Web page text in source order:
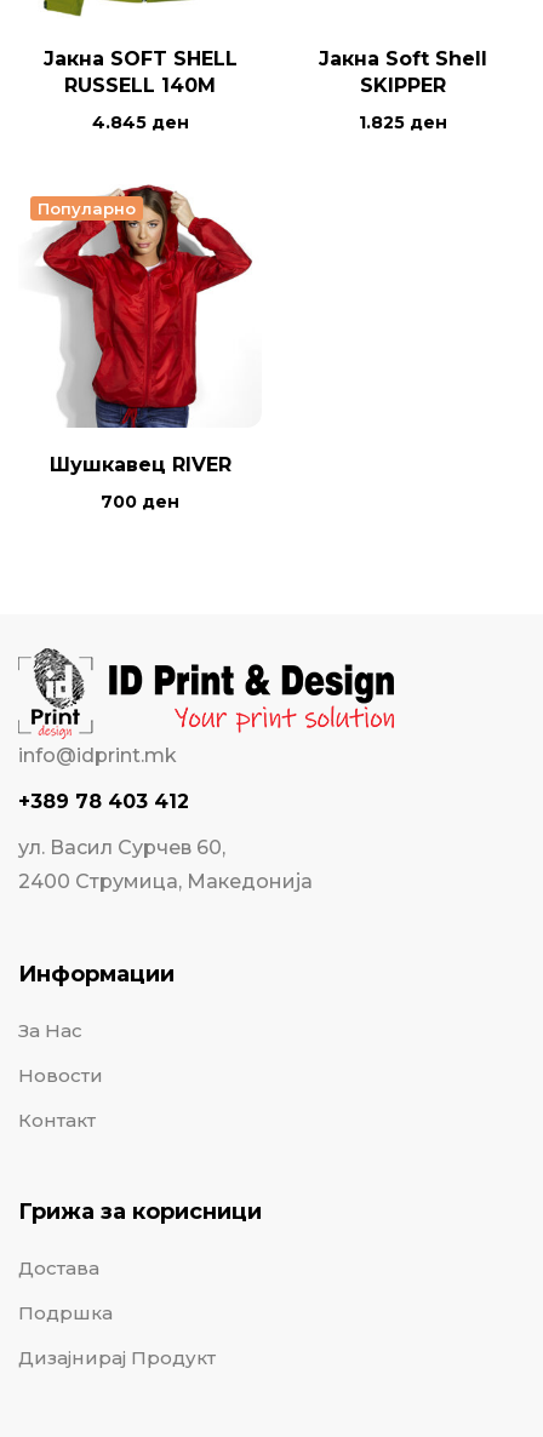
Јакна SOFT SHELL
RUSSELL 140M
4.845 ден
Јакна Soft Shell
SKIPPER
1.825 ден
Популарно
Шушкавец RIVER
700 ден
info@idprint.mk
+389 78 403 412
ул. Васил Сурчев 60,
2400 Струмица, Македонија
Информации
За Нас
Новости
Контакт
Грижа за корисници
Достава
Подршка
Дизајнирај Продукт